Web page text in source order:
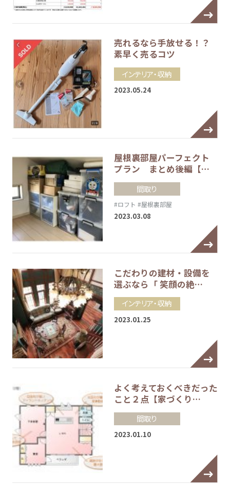
売れるなら手放せる！？
素早く売るコツ
インテリア・収納
2023.05.24
屋根裏部屋パーフェクト
プラン まとめ後編【…
間取り
#ロフト #屋根裏部屋
2023.03.08
こだわりの建材・設備を
選ぶなら「 笑顔の絶…
インテリア・収納
2023.01.25
よく考えておくべきだった
こと２点【家づくり…
間取り
2023.01.10